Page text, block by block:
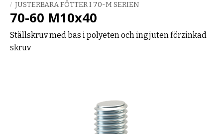
JUSTERBARA FÖTTER I 70-M SERIEN
70-60 M10x40
Ställskruv med bas i polyeten och ingjuten förzinkad
skruv